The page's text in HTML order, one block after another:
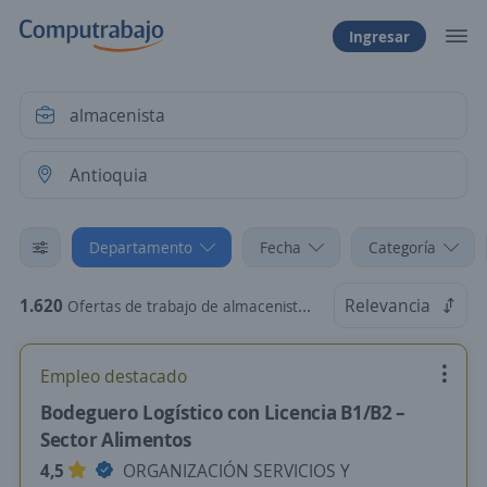
Ingresar
Departamento Fecha Categoría
1.620 Ofertas de trabajo de almacenista en Antioquia Relevancia
Empleo destacado
Bodeguero Logístico con Licencia B1/B2 –
Sector Alimentos
4,5
ORGANIZACIÓN SERVICIOS Y